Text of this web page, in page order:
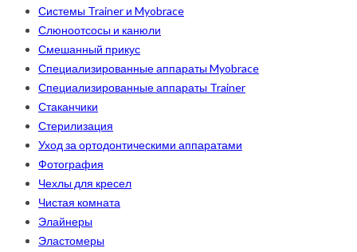
Системы Trainer и Myobrace
Слюноотсосы и канюли
Смешанный прикус
Специализированные аппараты Myobrace
Специализированные аппараты Trainer
Стаканчики
Стерилизация
Уход за ортодонтическими аппаратами
Фотография
Чехлы для кресел
Чистая комната
Элайнеры
Эластомеры